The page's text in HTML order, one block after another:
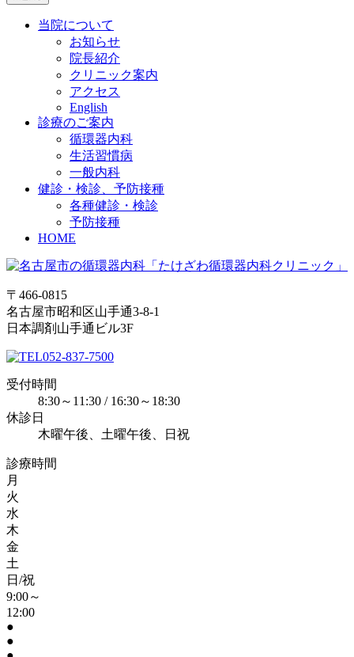
当院について
お知らせ
院長紹介
クリニック案内
アクセス
English
診療のご案内
循環器内科
生活習慣病
一般内科
健診・検診、予防接種
各種健診・検診
予防接種
HOME
〒466-0815
名古屋市昭和区山手通3-8-1
日本調剤山手通ビル3F
052-837-7500
受付時間
8:30～11:30 / 16:30～18:30
休診日
木曜午後、土曜午後、日祝
診療時間
月
火
水
木
金
土
日/祝
9:00～
12:00
●
●